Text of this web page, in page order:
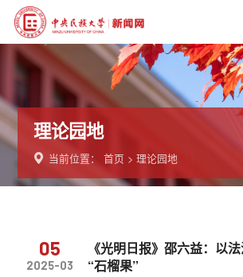
理论园地
当前位置：首页 >理论园地
05
2025-03
《光明日报》邵六益：以
“石榴果”